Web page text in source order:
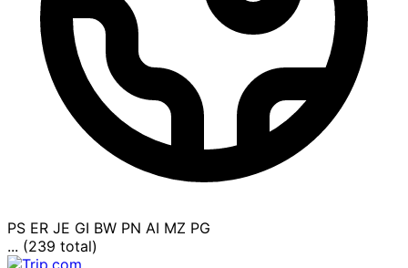
PS ER JE GI BW PN AI MZ PG
... (239 total)